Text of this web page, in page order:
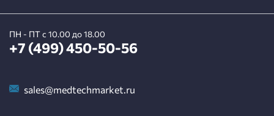
ПН - ПТ с 10.00 до 18.00
+7 (499) 450-50-56
sales@medtechmarket.ru